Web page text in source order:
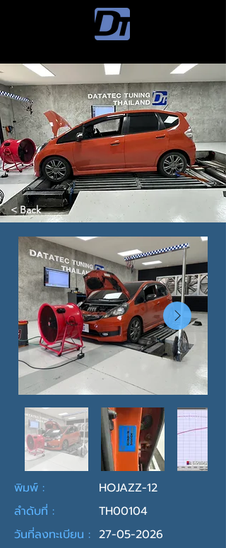
< Back
พิมพ์ :
HOJAZZ-12
ลำดับที่ :
TH00104
วันที่ลงทะเบียน : 27-05-2026